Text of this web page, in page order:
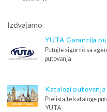
Izdvajamo
YUTA Garancija
Putujte sigurno sa
putovanja
Katalozi putovanja
Prelistajte kataloge
YUTA